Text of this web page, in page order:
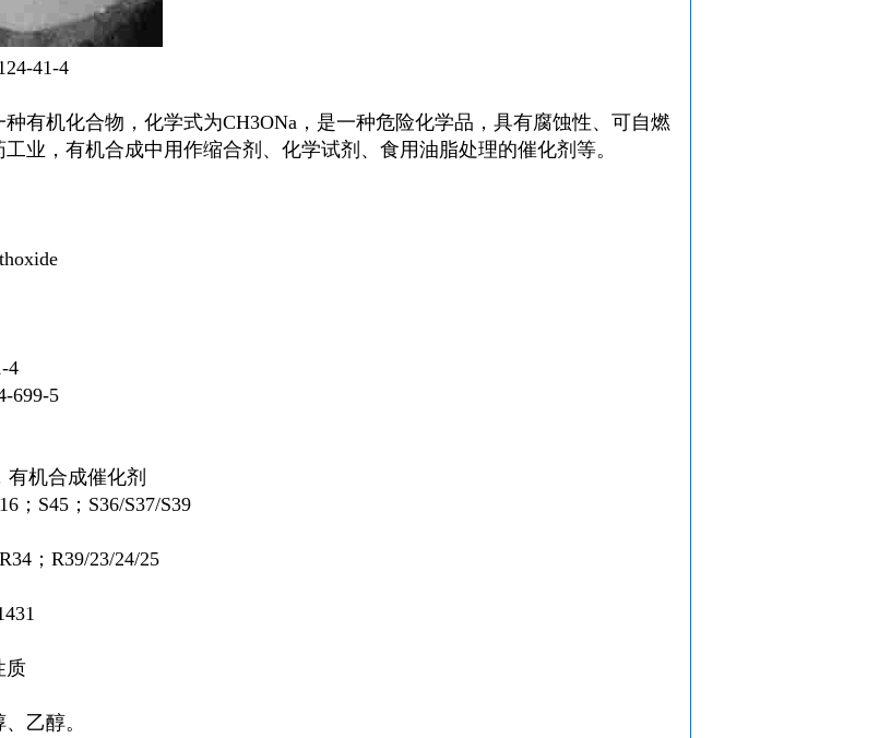
41-4
种有机化合物，化学式为CH3ONa，是一种危险化学品，具有腐蚀性、可自燃
业，有机合成中用作缩合剂、化学试剂、食用油脂处理的催化剂等。
4
699-5
机合成催化剂
；S45；S36/S37/S39
；R39/23/24/25
质
乙醇。